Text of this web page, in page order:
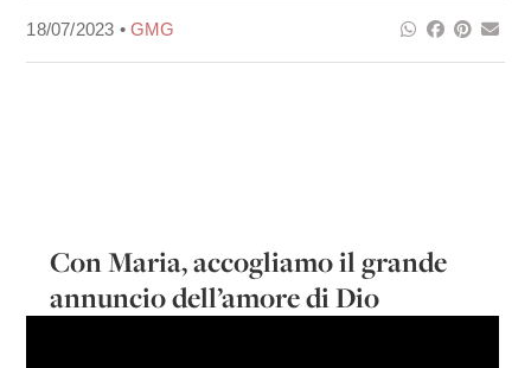
18/07/2023 •GMG
Con Maria, accogliamo il grande
annuncio dell’amore di Dio